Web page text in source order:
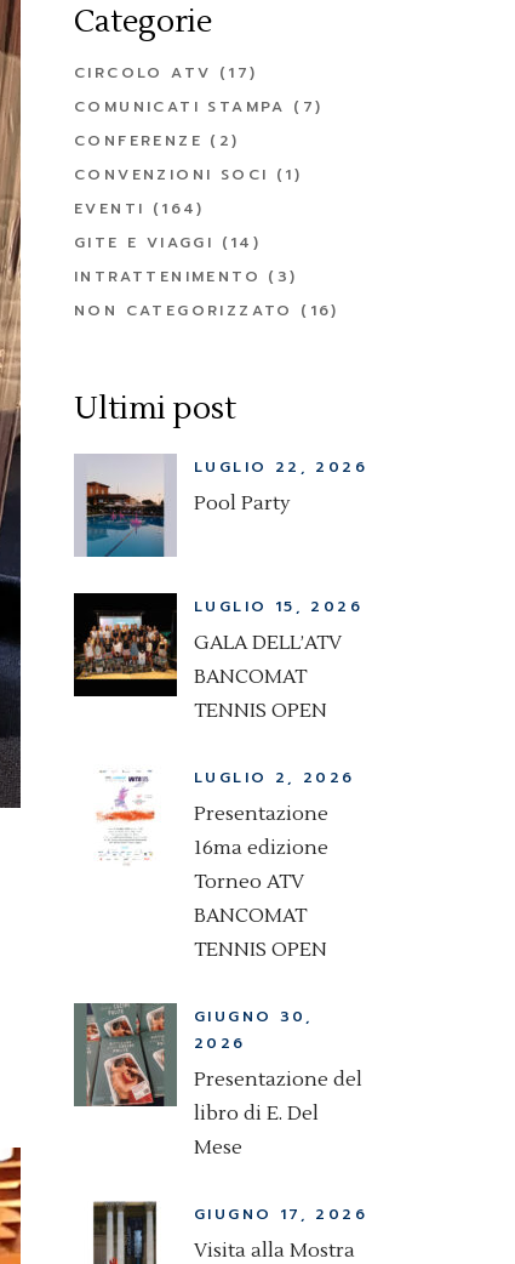
Categorie
CIRCOLO ATV (17)
COMUNICATI STAMPA (7)
CONFERENZE (2)
CONVENZIONI SOCI (1)
EVENTI (164)
GITE E VIAGGI (14)
INTRATTENIMENTO (3)
NON CATEGORIZZATO
(16)
Ultimi post
LUGLIO 22, 2026
Pool Party
LUGLIO 15, 2026
GALA DELL’ATV
BANCOMAT
TENNIS OPEN
LUGLIO 2, 2026
Presentazione
16ma edizione
Torneo ATV
BANCOMAT
TENNIS OPEN
GIUGNO 30,
2026
Presentazione del
libro di E. Del
Mese
GIUGNO 17, 2026
Visita alla Mostra